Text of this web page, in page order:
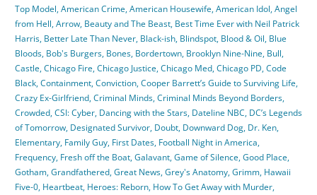
Top Model,American Crime,American Housewife,American Idol,Angel
from Hell,Arrow, Beauty and The Beast, Best Time Ever with Neil Patrick
Harris, Better Late Than Never, Black-ish, Blindspot, Blood & Oil, Blue
Bloods, Bob's Burgers, Bones, Bordertown, Brooklyn Nine-Nine, Bull,
Castle,Chicago Fire,Chicago Justice,Chicago Med,Chicago PD,Code
Black,Containment,Conviction,Cooper Barrett’s Guide to Surviving Life,
Crazy Ex-Girlfriend,Criminal Minds,Criminal Minds Beyond Borders,
Crowded,CSI: Cyber, Dancing with the Stars, Dateline NBC, DC’s Legends
of Tomorrow, Designated Survivor, Doubt, Downward Dog, Dr. Ken,
Elementary, Family Guy, First Dates, Football Night in America,
Frequency, Fresh off the Boat,Galavant,Game of Silence,Good Place,
Gotham,Grandfathered,Great News,Grey's Anatomy,Grimm, Hawaii
Five-0, Heartbeat, Heroes: Reborn, How To Get Away with Murder,